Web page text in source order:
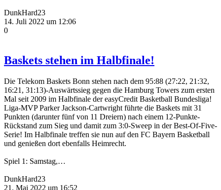
DunkHard23
14. Juli 2022 um 12:06
0
Baskets stehen im Halbfinale!
Die Telekom Baskets Bonn stehen nach dem 95:88 (27:22, 21:32,
16:21, 31:13)-Auswärtssieg gegen die Hamburg Towers zum ersten
Mal seit 2009 im Halbfinale der easyCredit Basketball Bundesliga!
Liga-MVP Parker Jackson-Cartwright führte die Baskets mit 31
Punkten (darunter fünf von 11 Dreiern) nach einem 12-Punkte-
Rückstand zum Sieg und damit zum 3:0-Sweep in der Best-Of-Five-
Serie! Im Halbfinale treffen sie nun auf den FC Bayern Basketball
und genießen dort ebenfalls Heimrecht.
Spiel 1: Samstag,…
DunkHard23
21. Mai 2022 um 16:52